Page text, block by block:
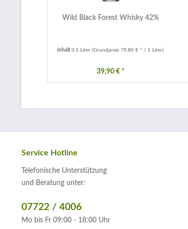
Wild Black Forest Whisky 42%
Inhalt0.5 Liter(Grundpreis 79,80 € * / 1 Liter)
39,90 € *
Service Hotline
Telefonische Unterstützung
und Beratung unter:
07722 / 4006
Mo bis Fr 09:00 - 18:00 Uhr